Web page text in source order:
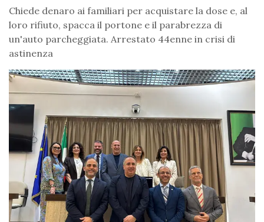
Chiede denaro ai familiari per acquistare la dose e, al
loro rifiuto, spacca il portone e il parabrezza di
un'auto parcheggiata. Arrestato 44enne in crisi di
astinenza